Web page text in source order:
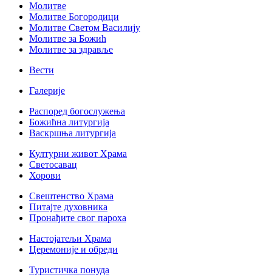
Молитве
Молитве Богородици
Молитве Светом Василију
Молитве за Божић
Молитве за здравље
Вести
Галерије
Распоред богослужења
Божићна литургија
Васкршња литургија
Културни живот Храма
Светосавац
Хорови
Свештенство Храма
Питајте духовника
Пронађите свог пароха
Настојатељи Храма
Церемоније и обреди
Туристичка понуда